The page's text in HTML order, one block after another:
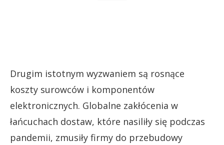
Drugim istotnym wyzwaniem są rosnące
koszty surowców i komponentów
elektronicznych. Globalne zakłócenia w
łańcuchach dostaw, które nasiliły się podczas
pandemii, zmusiły firmy do przebudowy